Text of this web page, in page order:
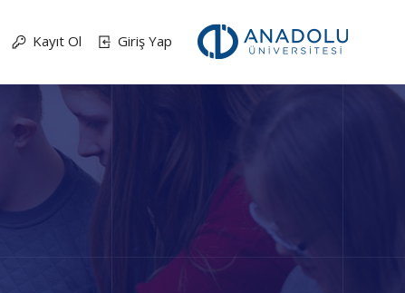
Kayıt Ol Giriş Yap